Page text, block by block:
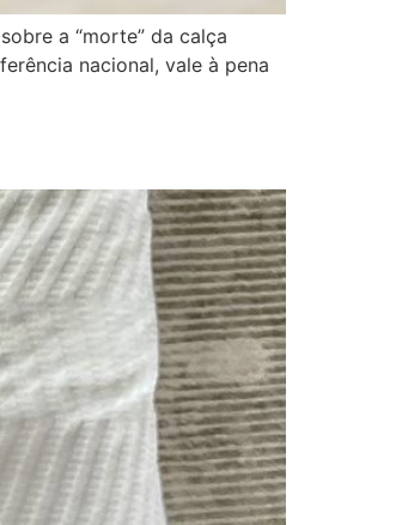
a “morte” da calça
nacional, vale à pena